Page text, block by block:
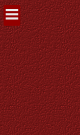
Voir
le
contenu